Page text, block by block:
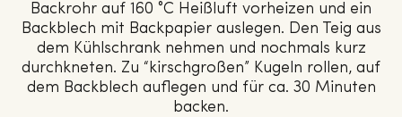
Backrohr auf 160 °C Heißluft vorheizen und ein
Backblech mit Backpapier auslegen. Den Teig aus
dem Kühlschrank nehmen und nochmals kurz
durchkneten. Zu “kirschgroßen” Kugeln rollen, auf
dem Backblech auflegen und für ca. 30 Minuten
backen.